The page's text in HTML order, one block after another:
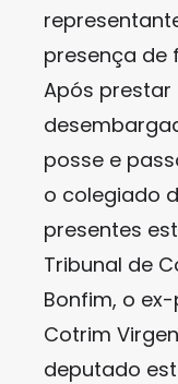
presença de
Após
posse e
o colegiado
presentes
Tribunal de
Bonfim, o
Cotrim
deputado